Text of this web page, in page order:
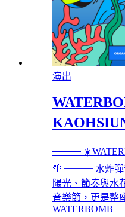
演出
━━━
🌴 ━━━ 水炸彈
陽光、節奏與水
音樂節，更是整
WATERBOMB